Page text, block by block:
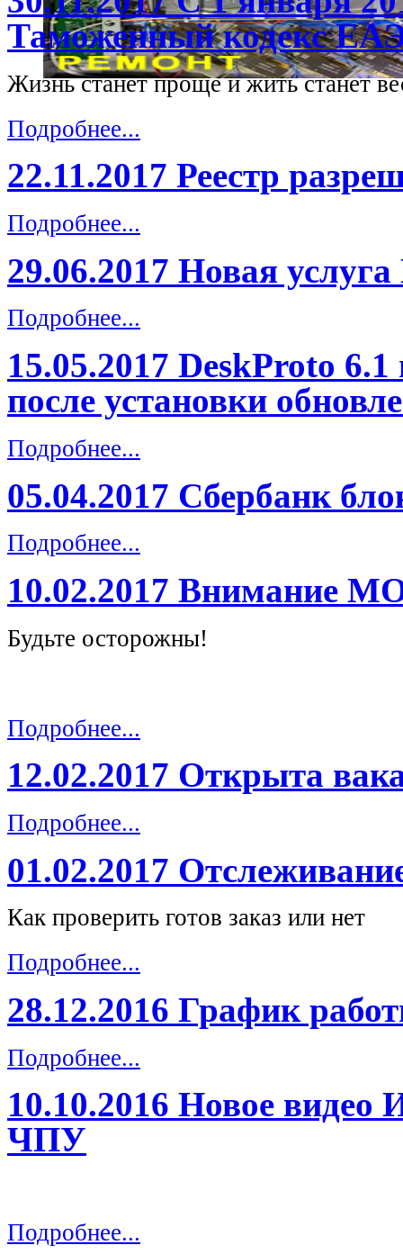
Таможенный кодекс
Жизнь станет проще и жить станет
Подробнее...
22.11.2017 Реестр
Подробнее...
29.06.2017 Новая
Подробнее...
15.05.2017 DeskProto
после установки
Подробнее...
05.04.2017 Сбербанк
Подробнее...
10.02.2017
Будьте осторожны!
Подробнее...
12.02.2017 Открыта
Подробнее...
01.02.2017
Как проверить готов заказ или нет
Подробнее...
28.12.2016 График
Подробнее...
10.10.2016 Новое видео
ЧПУ
Подробнее...